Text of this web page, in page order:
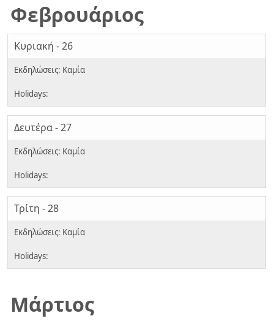
Φεβρουάριος
Κυριακή - 26
Δευτέρα - 27
Τρίτη - 28
Μάρτιος